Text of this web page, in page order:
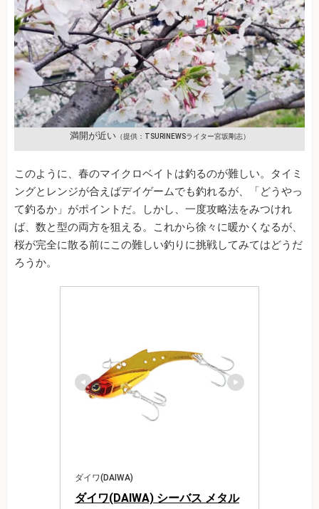
満開が近い（提供：TSURINEWSライター宮坂剛志）
このように、春のマイクロベイトは釣るのが難しい。タイミ
ングとレンジが合えばデイゲームでも釣れるが、「どうやっ
て釣るか」がポイントだ。しかし、一度攻略法をみつけれ
ば、数と型の両方を狙える。これから徐々に暖かくなるが、
桜が完全に散る前にこの難しい釣りに挑戦してみてはどうだ
ろうか。
ダイワ(DAIWA)
ダイワ(DAIWA) シーバス メタル